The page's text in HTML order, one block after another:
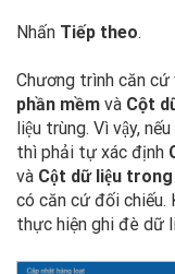
Nhấn Tiếp theo.
Chương trình căn cứ
phần mềm và Cột
liệu trùng. Vì vậy,
thì phải tự xác định
và Cột dữ liệu
có căn cứ đối chiếu.
thực hiện ghi đè dữ